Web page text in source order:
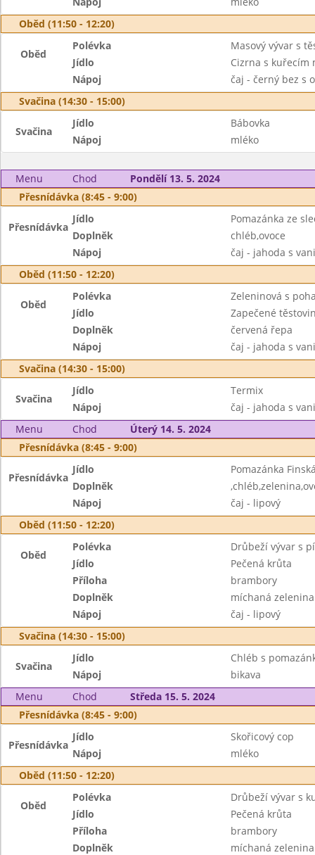
Oběd (11:50 - 12:20)
Oběd
Polévka
Masový vývar s
Jídlo
Cizrna s kuřecím
Nápoj
čaj - černý bez s
Svačina (14:30 - 15:00)
Svačina
Jídlo
Bábovka
Nápoj
mléko
Menu Chod
Pondělí 13. 5. 2024
Přesnídávka (8:45 - 9:00)
Přesnídávka
Jídlo
Pomazánka ze
Doplněk
chléb,ovoce
Nápoj
čaj - jahoda s
Oběd (11:50 - 12:20)
Oběd
Polévka
Zeleninová s
Jídlo
Zapečené
Doplněk
červená řepa
Nápoj
čaj - jahoda s
Svačina (14:30 - 15:00)
Svačina
Jídlo
Termix
Nápoj
čaj - jahoda s
Menu
Chod
Úterý 14. 5. 2024
Přesnídávka (8:45 - 9:00)
Přesnídávka
Jídlo
Pomazánka
Doplněk
Nápoj
čaj - lipový
Oběd (11:50 - 12:20)
Oběd
Polévka
Drůbeží vývar s
Jídlo
Pečená krůta
Příloha
brambory
Doplněk
míchaná zelenina
Nápoj
čaj - lipový
Svačina (14:30 - 15:00)
Svačina
Jídlo
Chléb s
Nápoj
bikava
Menu
Chod
Středa 15. 5. 2024
Přesnídávka (8:45 - 9:00)
Přesnídávka
Jídlo
Skořicový cop
Nápoj
mléko
Oběd (11:50 - 12:20)
Oběd
Polévka
Drůbeží vývar s
Jídlo
Pečená krůta
Příloha
brambory
Doplněk
míchaná zelenina